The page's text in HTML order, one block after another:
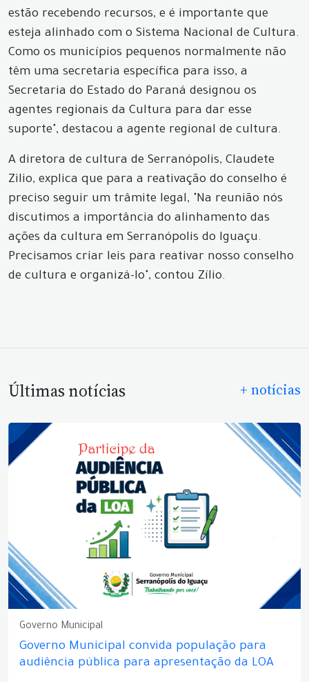
estão recebendo recursos, e é importante que
esteja alinhado com o Sistema Nacional de Cultura.
Como os municípios pequenos normalmente não
têm uma secretaria específica para isso, a
Secretaria do Estado do Paraná designou os
agentes regionais da Cultura para dar esse
suporte", destacou a agente regional de cultura.
A diretora de cultura de Serranópolis, Claudete
Zilio, explica que para a reativação do conselho é
preciso seguir um trâmite legal, "Na reunião nós
discutimos a importância do alinhamento das
ações da cultura em Serranópolis do Iguaçu.
Precisamos criar leis para reativar nosso conselho
de cultura e organizá-lo", contou Zílio.
Últimas notícias + notícias
Governo Municipal
Governo Municipal convida população para
audiência pública para apresentação da LOA